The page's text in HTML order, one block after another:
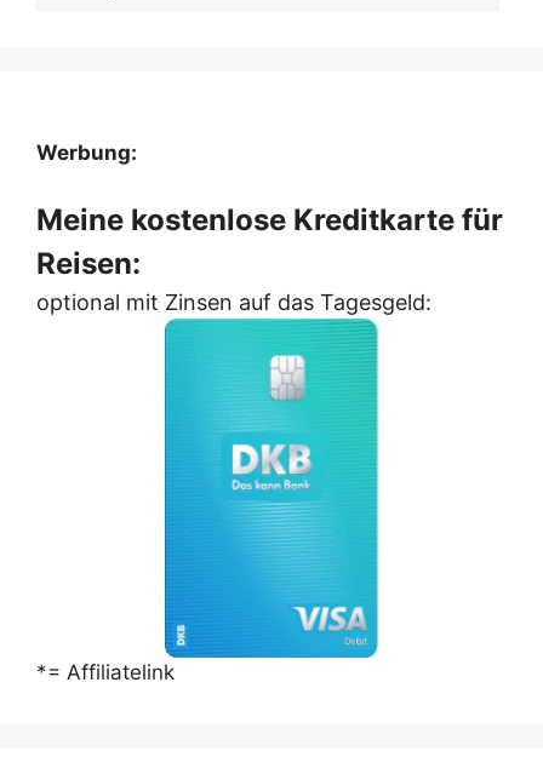
Werbung:
Meine kostenlose Kreditkarte für
Reisen:
optional mit Zinsen auf das Tagesgeld:
*= Affiliatelink